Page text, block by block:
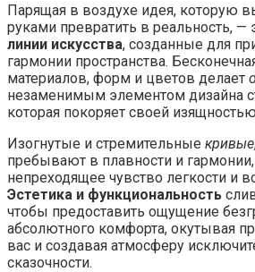
Парящая в воздухе идея, которую
руками превратить в реальность, —
линии искусства, созданные для
гармонии пространства.
материалов, форм и цветов делает
незаменимым элементом дизайна
которая покоряет своей
Изогнутые и стремительные кривые
пребывают в плавности и
непреходящее чувство легкости и
Эстетика и функциональность
чтобы предоставить ощущение
абсолютного комфорта, окутывая
вас и создавая атмосферу
сказочности.